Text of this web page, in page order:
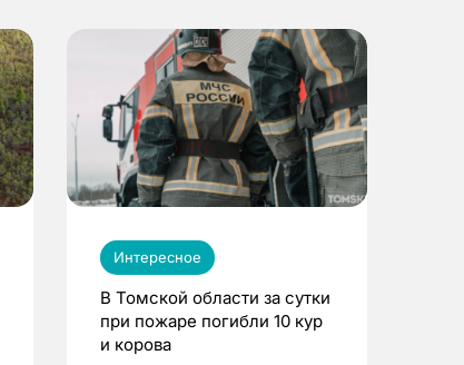
Интересное
В Томской области за сутки
при пожаре погибли 10 кур
и корова